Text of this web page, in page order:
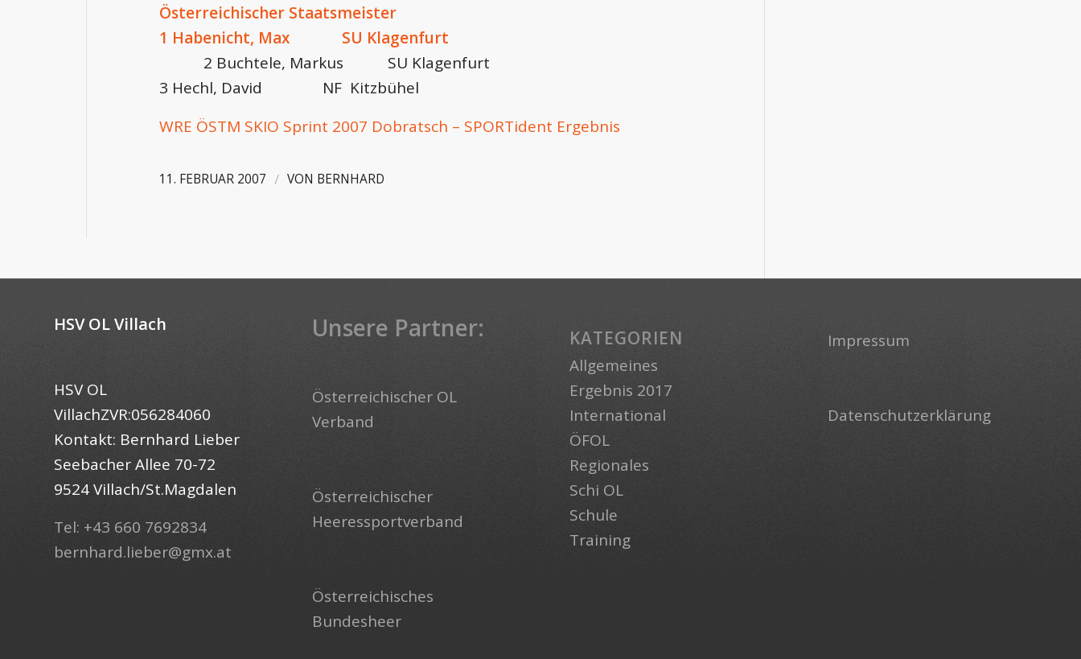
Österreichischer Staatsmeister
1 Habenicht, Max SU Klagenfurt
2 Buchtele, Markus SU Klagenfurt
3 Hechl, David NF Kitzbühel
WRE ÖSTM SKIO Sprint 2007 Dobratsch – SPORTident Ergebnis
11. FEBRUAR 2007 / VON BERNHARD
HSV OL Villach
HSV OL
VillachZVR:056284060
Kontakt: Bernhard Lieber
Seebacher Allee 70-72
9524 Villach/St.Magdalen
Tel: +43 660 7692834
bernhard.lieber@gmx.at
Unsere Partner:
Österreichischer OL
Verband
Österreichischer
Heeressportverband
Österreichisches
Bundesheer
KATEGORIEN
Allgemeines
Ergebnis 2017
International
ÖFOL
Regionales
Schi OL
Schule
Training
Impressum
Datenschutzerklärung